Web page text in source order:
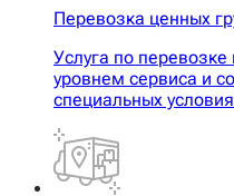
Перевозка ценных
Услуга по
уровнем сервиса и
специальных